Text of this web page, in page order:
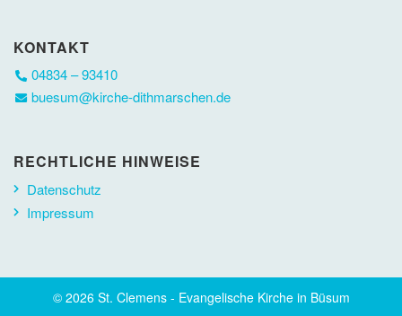
KONTAKT
04834 – 93410
buesum@kirche-dithmarschen.de
RECHTLICHE HINWEISE
Datenschutz
Impressum
© 2026 St. Clemens - Evangelische Kirche in Büsum